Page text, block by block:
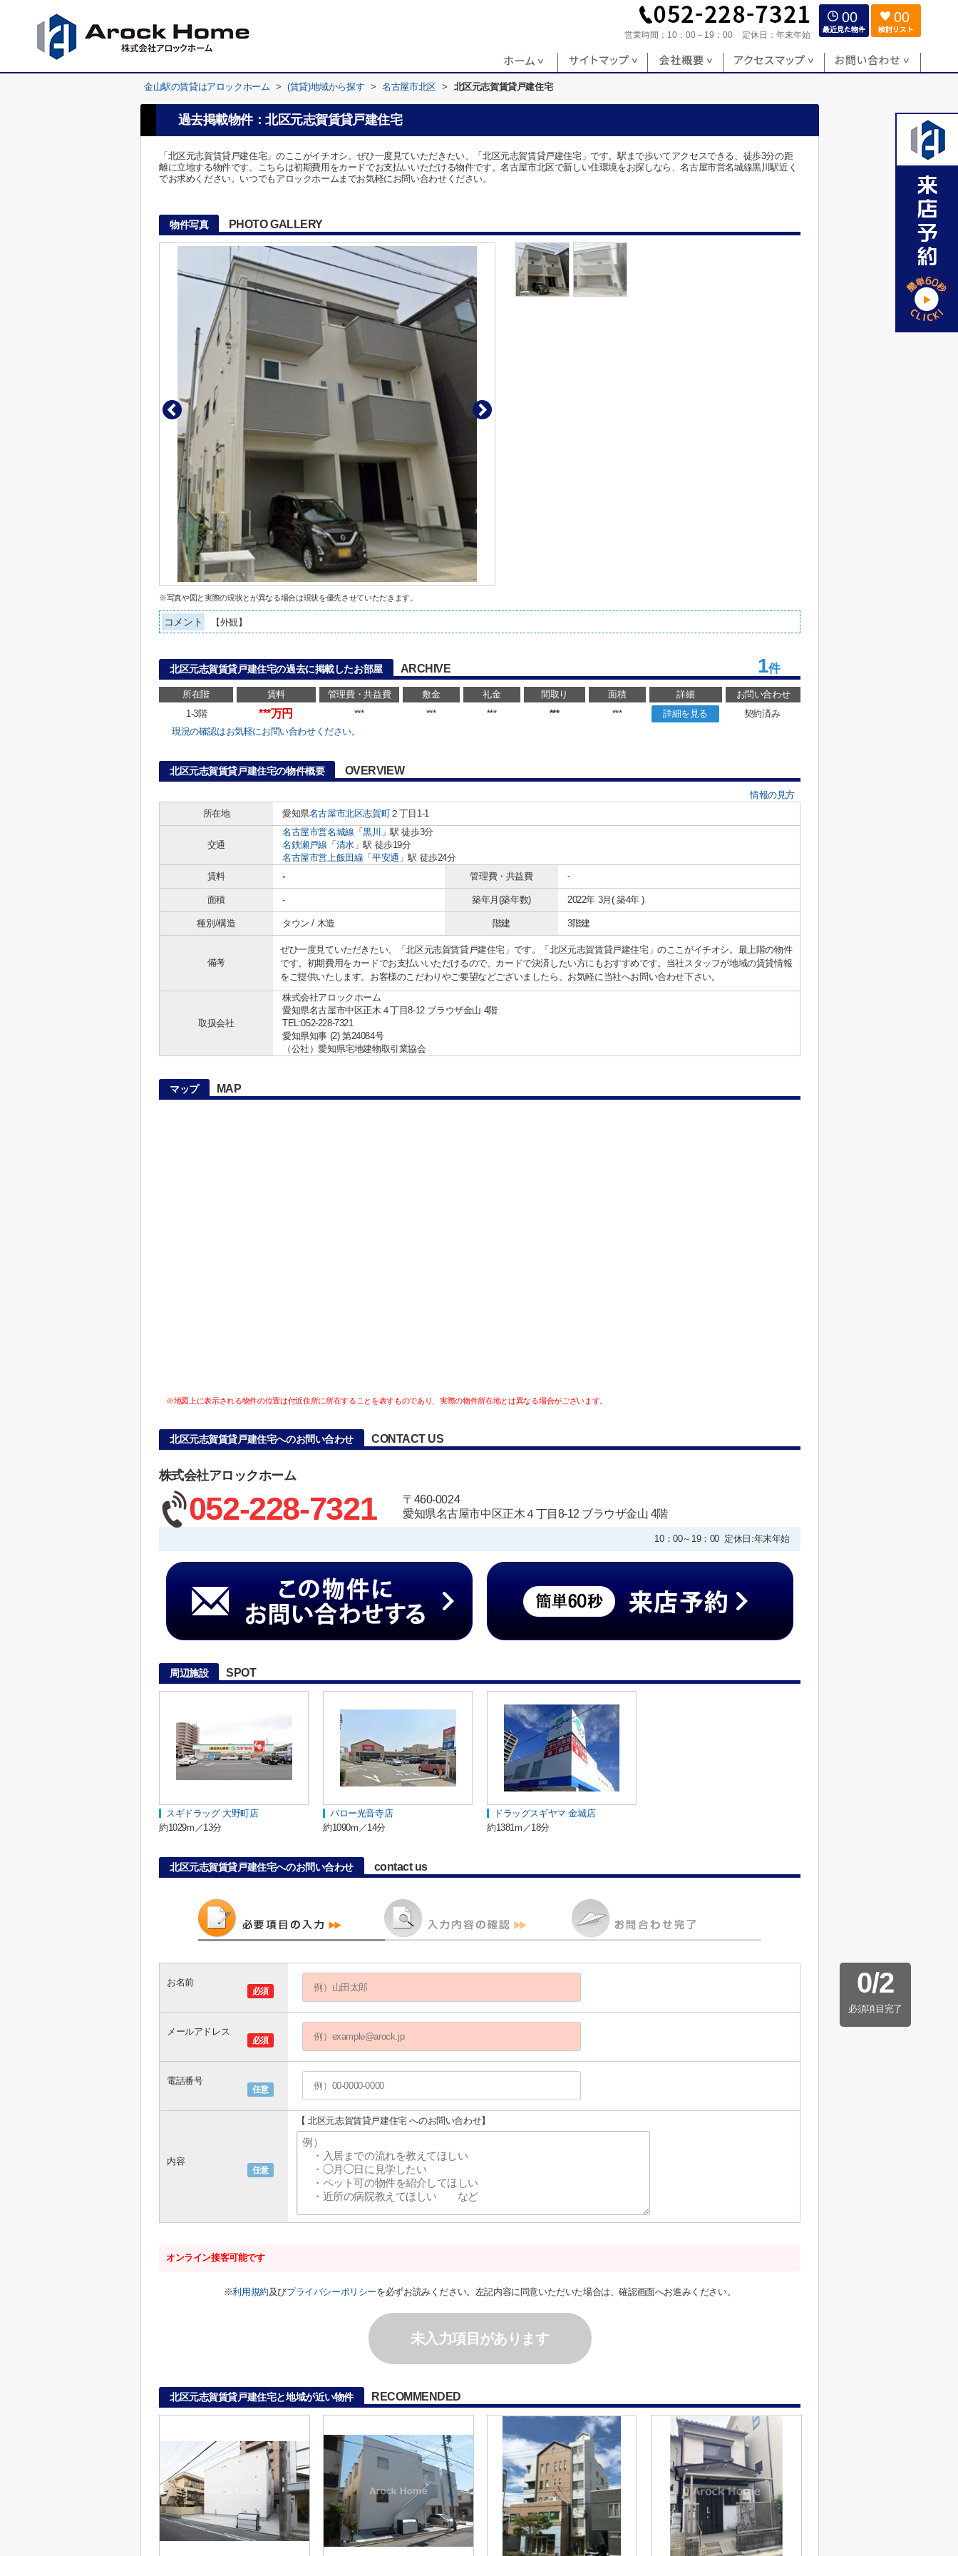
営業時間： 10：00～19：00 定休日： 年末年始
00 00
金山駅の賃貸はアロックホーム > (賃貸)地域から探す > 名古屋市北区 > 北区元志賀賃貸戸建住宅
過去掲載物件：北区元志賀賃貸戸建住宅
「北区元志賀賃貸戸建住宅」のここがイチオシ。ぜひ一度見ていただきたい、「北区元志賀賃貸戸建住宅」です。駅まで歩いてアクセスできる、徒歩3分の距
離に立地する物件です。こちらは初期費用をカードでお支払いいただける物件です。名古屋市北区で新しい住環境をお探しなら、名古屋市営名城線黒川駅近く
でお求めください。いつでもアロックホームまでお気軽にお問い合わせください。
物件写真 PHOTO GALLERY
※写真や図と実際の現状とが異なる場合は現状を優先させていただきます。
コメント 【外観】
北区元志賀賃貸戸建住宅の過去に掲載したお部屋 ARCHIVE 1件
所在階 賃料 管理費・共益費 敷金 礼金 間取り 面積 詳細
お問い合わせ
1-3階
***万円 *** *** *** *** *** 詳細を見る
契約済み
現況の確認はお気軽にお問い合わせください。
北区元志賀賃貸戸建住宅の物件概要 OVERVIEW
情報の見方
所在地
愛知県名古屋市北区志賀町２丁目1-1
交通
名古屋市営名城線 「黒川 」駅 徒歩3分
名鉄瀬戸線 「 清水」駅 徒歩19分
名古屋市営上飯田線 「平安通 」駅 徒歩24分
賃料
- 管理費・共益費 -
面積 - 築年月(築年数) 2022年 3月( 築4年 )
種別/構造 タウン / 木造 階建 3階建
備考
ぜひ一度見ていただきたい、「北区元志賀賃貸戸建住宅」です。「北区元志賀賃貸戸建住宅」のここがイチオシ。最上階の物件
です。初期費用をカードでお支払いいただけるので、カードで決済したい方にもおすすめです。当社スタッフが地域の賃貸情報
をご提供いたします。お客様のこだわりやご要望などございましたら、お気軽に当社へお問い合わせ下さい。
取扱会社
株式会社アロックホーム
愛知県名古屋市中区正木４丁目8-12 ブラウザ金山 4階
TEL:052-228-7321
愛知県知事 (2) 第24084号
（公社）愛知県宅地建物取引業協会
マップ MAP
※地図上に表示される物件の位置は付近住所に所在することを表すものであり、実際の物件所在地とは異なる場合がございます。
北区元志賀賃貸戸建住宅へのお問い合わせ CONTACT US
株式会社アロックホーム
052-228-7321
〒460-0024
愛知県名古屋市中区正木４丁目8-12 ブラウザ金山 4階
10：00～19：00 定休日:年末年始
周辺施設 SPOT
スギドラッグ 大野町店
約1029m／13分
バロー光音寺店
約1090m／14分
ドラッグスギヤマ 金城店
約1381m／18分
北区元志賀賃貸戸建住宅へのお問い合わせ contact us
0/2
必須項目完了
必須
お名前
必須
メールアドレス
任意
電話番号
任意
内容
【 北区元志賀賃貸戸建住宅 へのお問い合わせ】
オンライン接客可能です
※利用規約及びプライバシーポリシーを必ずお読みください。左記内容に同意いただいた場合は、確認画面へお進みください。
未入力項目があります
北区元志賀賃貸戸建住宅と地域が近い物件 RECOMMENDED